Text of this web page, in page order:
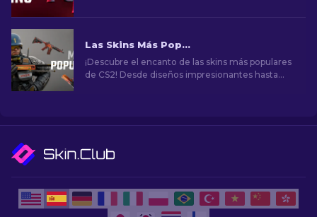
Las Skins Más Populares en CS2
¡Descubre el encanto de las skins más populares
de CS2! Desde diseños impresionantes hasta